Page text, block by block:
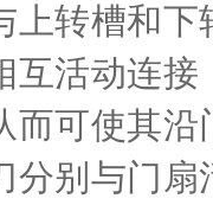
上转槽和
互活动连
而可使其
分别与门